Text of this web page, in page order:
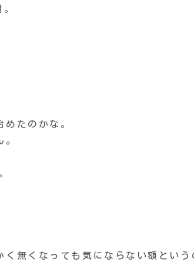
たのかな。
無くなっても気にならない額という